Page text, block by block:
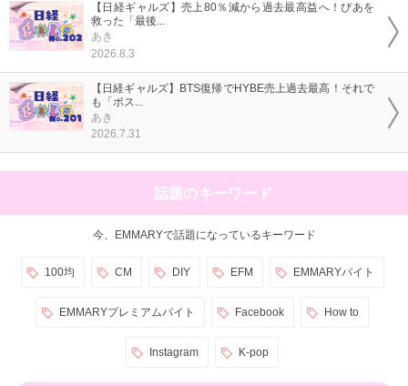
【日経ギャルズ】売上80％減から過去最高益へ！ぴあを
救った「最後...
あき
2026.8.3
【日経ギャルズ】BTS復帰でHYBE売上過去最高！それで
も「ポス...
あき
2026.7.31
話題のキーワード
今、EMMARYで話題になっているキーワード
100均 CM DIY EFM EMMARYバイト
EMMARYプレミアムバイト Facebook How to
Instagram K-pop